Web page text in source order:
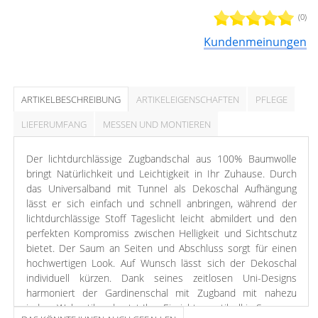
(0)
Kundenmeinungen
ARTIKELBESCHREIBUNG ARTIKELEIGENSCHAFTEN
PFLEGE
LIEFERUMFANG
MESSEN UND MONTIEREN
Der lichtdurchlässige Zugbandschal aus 100% Baumwolle
bringt Natürlichkeit und Leichtigkeit in Ihr Zuhause. Durch
das Universalband mit Tunnel als Dekoschal Aufhängung
lässt er sich einfach und schnell anbringen, während der
lichtdurchlässige Stoff Tageslicht leicht abmildert und den
perfekten Kompromiss zwischen Helligkeit und Sichtschutz
bietet. Der Saum an Seiten und Abschluss sorgt für einen
hochwertigen Look. Auf Wunsch lässt sich der Dekoschal
individuell kürzen. Dank seines zeitlosen Uni-Designs
harmoniert der Gardinenschal mit Zugband mit nahezu
jedem Wohnstil und setzt Ihre Einrichtung stilvoll in Szene.